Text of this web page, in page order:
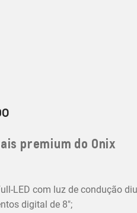
premium do Onix
LED com luz de condução
digital de 8";